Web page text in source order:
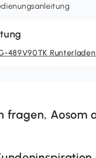
489V90TK Runterladen
fragen,